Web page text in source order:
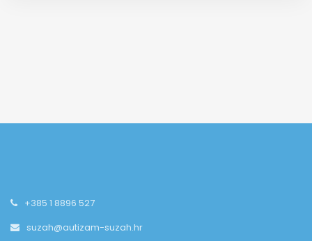
+385 1 8896 527
suzah@autizam-suzah.hr